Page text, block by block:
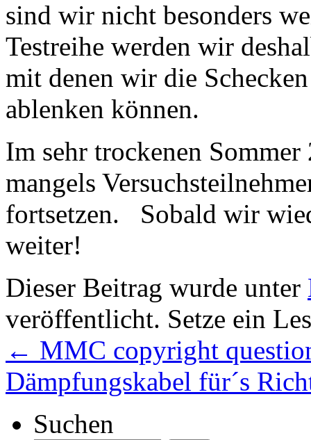
sind wir nicht besonders
Testreihe werden wir
mit denen wir die
ablenken können.
Im sehr trockenen
mangels
fortsetzen. Sobald wir
weiter!
Dieser Beitrag wurde unter
veröffentlicht. Setze ein
← MMC copyright
Dämpfungskabel für´s
Suchen